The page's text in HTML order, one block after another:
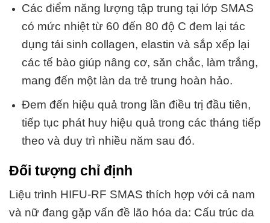
Các điểm năng lượng tập trung tại lớp SMAS
có mức nhiệt từ 60 đến 80 độ C đem lại tác
dụng tái sinh collagen, elastin và sắp xếp lại
các tế bào giúp nâng cơ, săn chắc, làm trắng,
mang đến một làn da trẻ trung hoàn hảo.
Đem đến hiệu quả trong lần điều trị đầu tiên,
tiếp tục phát huy hiệu quả trong các tháng tiếp
theo và duy trì nhiều năm sau đó.
Đối tượng chỉ định
Liệu trình HIFU-RF SMAS thích hợp với cả nam
và nữ đang gặp vấn đề lão hóa da: Cấu trúc da